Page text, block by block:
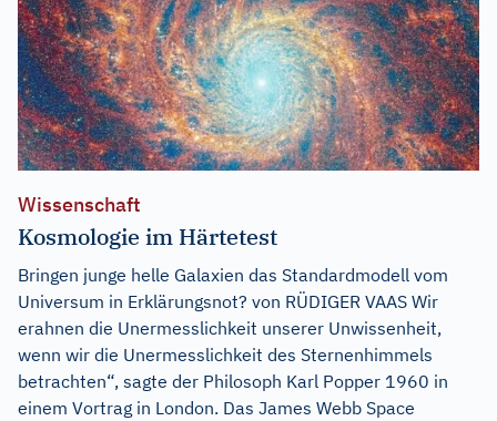
Wissenschaft
Kosmologie im Härtetest
Bringen junge helle Galaxien das Standardmodell vom
Universum in Erklärungsnot? von RÜDIGER VAAS Wir
erahnen die Unermesslichkeit unserer Unwissenheit,
wenn wir die Unermesslichkeit des Sternenhimmels
betrachten“, sagte der Philosoph Karl Popper 1960 in
einem Vortrag in London. Das James Webb Space